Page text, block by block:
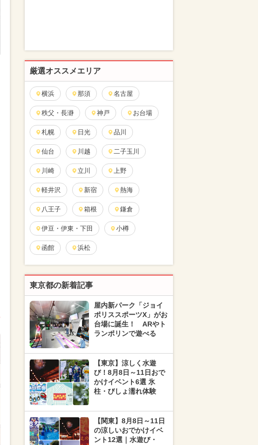
厳選オススメエリア
横浜 那須 名古屋
秩父・長瀞 神戸 お台場
札幌 日光 品川
仙台 川越 二子玉川
川崎 立川 上野
軽井沢 新宿 熱海
八王子 箱根 鎌倉
伊豆・伊東・下田 小樽
函館 浜松
東京都の新着記事
屋内新パーク「ジョイ
ポリススポーツX」がお
台場に誕生！ ARやト
ランポリンで遊べる
【東京】涼しく水遊
び！8月8日～11日おで
かけイベント6選 氷
柱・びしょ濡れ体験
【関東】8月8日～11日
の涼しいおでかけイベ
ント12選｜水遊び・